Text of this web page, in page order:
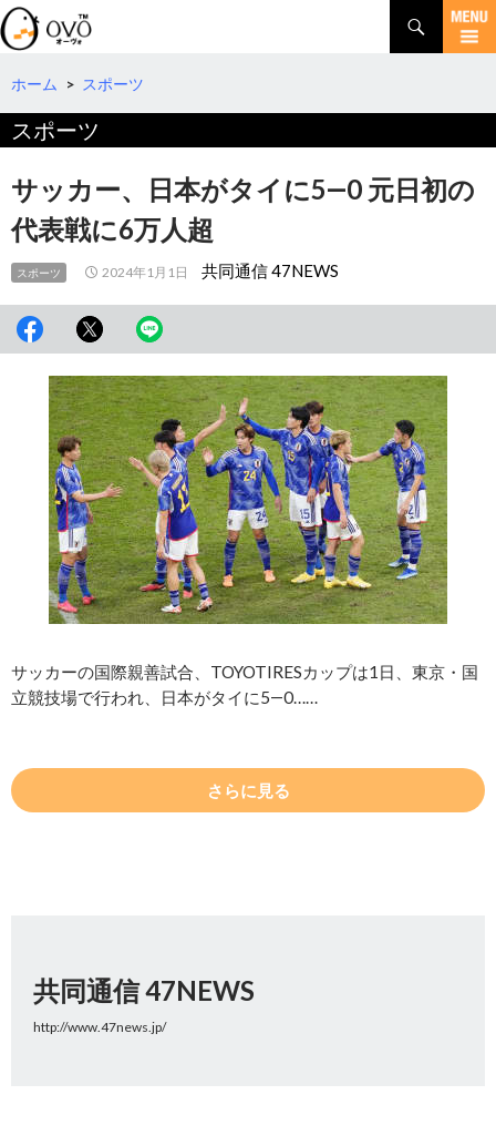
検
索
コ
テ
へ
ホーム > スポーツ
スポーツ
サッカー、日本がタイに5―0 元日初の
代表戦に6万人超
スポーツ 2024年1月1日 共同通信 47NEWS
サッカーの国際親善試合、TOYOTIRESカップは1日、東京・国
立競技場で行われ、日本がタイに5―0……
さらに見る
共同通信 47NEWS
http://www.47news.jp/